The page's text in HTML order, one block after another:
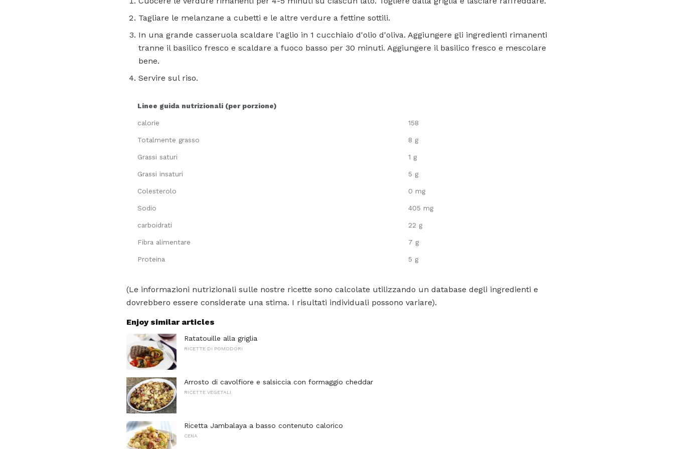
Tagliare le melanzane a cubetti e le altre verdure a fettine sottili.
In una grande casseruola scaldare l'aglio in 1 cucchiaio d'olio d'oliva. Aggiungere gli ingredienti rimanenti
tranne il basilico fresco e scaldare a fuoco basso per 30 minuti. Aggiungere il basilico fresco e mescolare
bene.
Servire sul riso.
Linee guida nutrizionali (per porzione)
calorie 158
Totalmente grasso 8 g
Grassi saturi 1 g
Grassi insaturi 5 g
Colesterolo 0 mg
Sodio 405 mg
carboidrati 22 g
Fibra alimentare 7 g
Proteina 5 g
(Le informazioni nutrizionali sulle nostre ricette sono calcolate utilizzando un database degli ingredienti e
dovrebbero essere considerate una stima. I risultati individuali possono variare).
Enjoy similar articles
Ratatouille alla griglia
RICETTE DI POMODORI
Arrosto di cavolfiore e salsiccia con formaggio cheddar
RICETTE VEGETALI
Ricetta Jambalaya a basso contenuto calorico
CENA